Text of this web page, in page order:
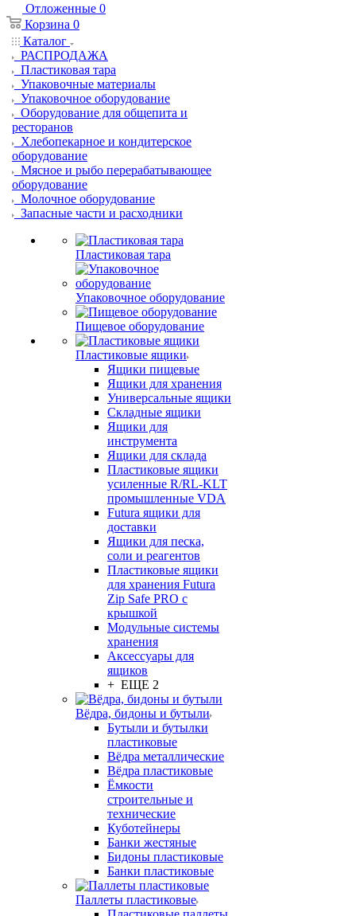
Отложенные 0
Корзина 0
Каталог
РАСПРОДАЖА
Пластиковая тара
Упаковочные материалы
Упаковочное оборудование
Оборудование для общепита и
ресторанов
Хлебопекарное и кондитерское
оборудование
Мясное и рыбо перерабатывающее
оборудование
Молочное оборудование
Запасные части и расходники
Пластиковая тара
Упаковочное оборудование
Пищевое оборудование
Пластиковые ящики
Ящики пищевые
Ящики для хранения
Универсальные ящики
Складные ящики
Ящики для
инструмента
Ящики для склада
Пластиковые ящики
усиленные R/RL-KLT
промышленные VDA
Futura ящики для
доставки
Ящики для песка,
соли и реагентов
Пластиковые ящики
для хранения Futura
Zip Safe PRO с
крышкой
Модульные системы
хранения
Аксессуары для
ящиков
+ ЕЩЕ 2
Вёдра, бидоны и бутыли
Бутыли и бутылки
пластиковые
Вёдра металлические
Вёдра пластиковые
Ёмкости
строительные и
технические
Куботейнеры
Банки жестяные
Бидоны пластиковые
Банки пластиковые
Паллеты пластиковые